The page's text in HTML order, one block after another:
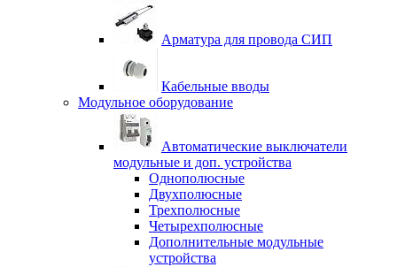
Арматура для провода СИП
Кабельные вводы
Модульное оборудование
Автоматические выключатели
модульные и доп. устройства
Однополюсные
Двухполюсные
Трехполюсные
Четырехполюсные
Дополнительные модульные
устройства